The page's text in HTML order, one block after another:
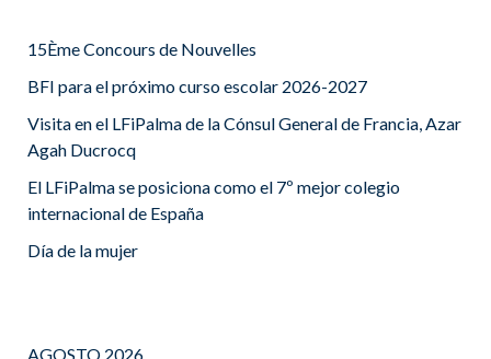
15Ème Concours de Nouvelles
BFI para el próximo curso escolar 2026-2027
Visita en el LFiPalma de la Cónsul General de Francia, Azar
Agah Ducrocq
El LFiPalma se posiciona como el 7º mejor colegio
internacional de España
Día de la mujer
AGOSTO 2026